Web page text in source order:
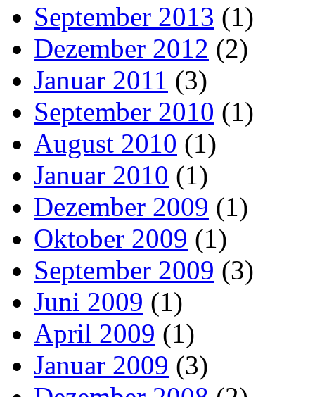
September 2013 (1)
Dezember 2012 (2)
Januar 2011 (3)
September 2010 (1)
August 2010 (1)
Januar 2010 (1)
Dezember 2009 (1)
Oktober 2009 (1)
September 2009 (3)
Juni 2009 (1)
April 2009 (1)
Januar 2009 (3)